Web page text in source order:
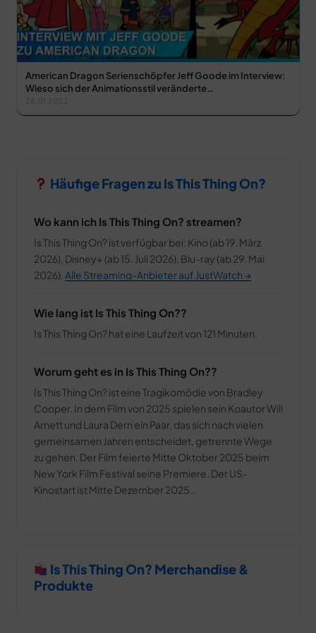
American Dragon Serienschöpfer Jeff Goode im Interview:
Wieso sich der Animationsstil veränderte…
28.01.2022
Häufige Fragen zu Is This Thing On?
Wo kann ich Is This Thing On? streamen?
Is This Thing On? ist verfügbar bei: Kino (ab 19. März
2026), Disney+ (ab 15. Juli 2026), Blu-ray (ab 29. Mai
2026). Alle Streaming-Anbieter auf JustWatch →
Wie lang ist Is This Thing On??
Is This Thing On? hat eine Laufzeit von 121 Minuten.
Worum geht es in Is This Thing On??
Is This Thing On? ist eine Tragikomödie von Bradley
Cooper. In dem Film von 2025 spielen sein Koautor Will
Arnett und Laura Dern ein Paar, das sich nach vielen
gemeinsamen Jahren entscheidet, getrennte Wege
zu gehen. Der Film feierte Mitte Oktober 2025 beim
New York Film Festival seine Premiere. Der US-
Kinostart ist Mitte Dezember 2025…
Is This Thing On? Merchandise &
Produkte